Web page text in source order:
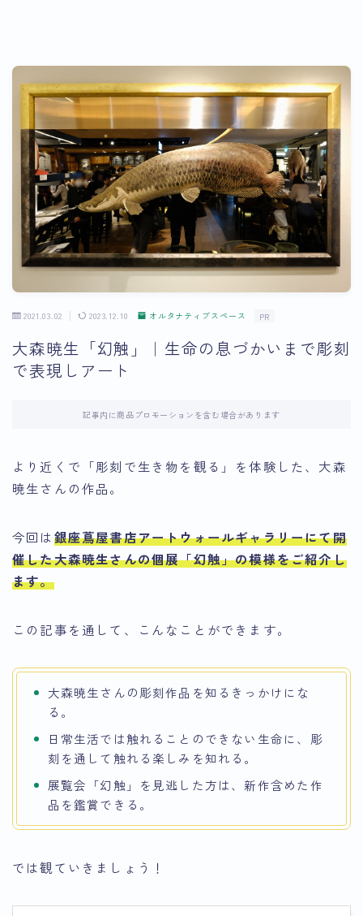
2021.03.02 2023.12.10 オルタナティブスペース PR
大森暁生「幻触」｜生命の息づかいまで彫刻
で表現しアート
記事内に商品プロモーションを含む場合があります
より近くで「彫刻で生き物を観る」を体験した、大森
暁生さんの作品。
今回は銀座蔦屋書店アートウォールギャラリーにて開
催した大森暁生さんの個展「幻触」の模様をご紹介し
ます。
この記事を通して、こんなことができます。
大森暁生さんの彫刻作品を知るきっかけにな
る。
日常生活では触れることのできない生命に、彫
刻を通して触れる楽しみを知れる。
展覧会「幻触」を見逃した方は、新作含めた作
品を鑑賞できる。
では観ていきましょう！